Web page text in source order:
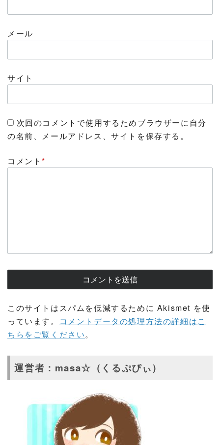
メール
サイト
次回のコメントで使用するためブラウザーに自分
の名前、メールアドレス、サイトを保存する。
コメント*
このサイトはスパムを低減するために Akismet を使
っています。
コメントデータの処理方法の詳細はこ
ちらをご覧ください。
運営者：masa☆（くるぷぴぃ）